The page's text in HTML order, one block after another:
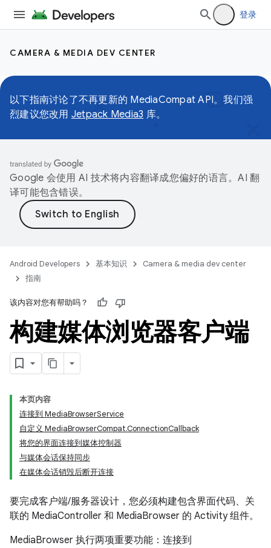
登录
CAMERA & MEDIA DEV CENTER
以下指南讨论了不再更新的 MediaCompat API。我们强
烈建议您改用 Jetpack Media3 库。
Google 会使用 AI 技术将内容翻译成您偏好的语言。AI 翻
译可能包含错误。
Android Developers 基本知识
Camera & media dev center
指南
该内容对您有帮助吗？
构建媒体浏览器客户端
本页内容
连接到 MediaBrowserService
自定义 MediaBrowserCompat.ConnectionCallback
将您的界面连接到媒体控制器
与媒体会话保持同步
在媒体会话销毁后断开连接
要完成客户端/服务器设计，您必须构建包含界面代码、关
联的 MediaController 和 MediaBrowser 的 Activity 组件。
MediaBrowser 执行两项重要功能：连接到